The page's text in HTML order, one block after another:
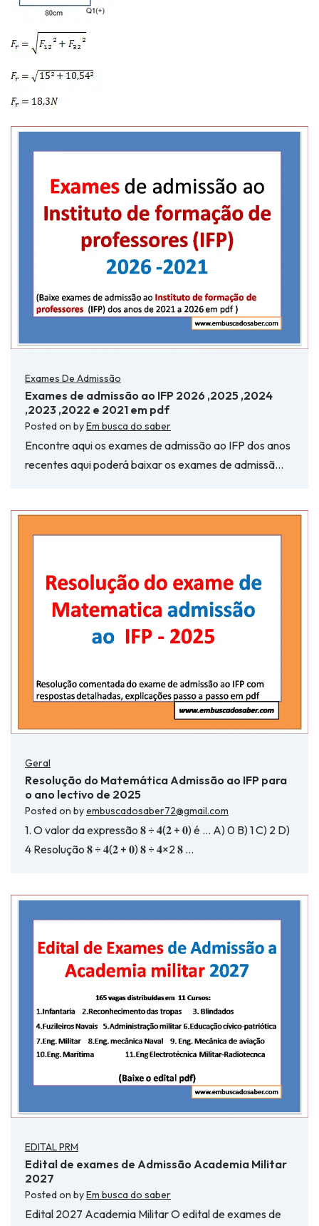
Exames De Admissão
Exames de admissão ao IFP 2026 ,2025 ,2024
,2023 ,2022 e 2021 em pdf
Posted on byEm busca do saber
Encontre aqui os exames de admissão ao IFP dos anos
recentes aqui poderá baixar os exames de admissã…
Geral
Resolução do Matemática Admissão ao IFP para
o ano lectivo de 2025
Posted on byembuscadosaber72@gmail.com
1. O valor da expressão 𝟖 ÷ 𝟒(𝟐 + 𝟎) é … A) 0 B) 1 C) 2 D)
4 Resolução 𝟖 ÷ 𝟒(𝟐 + 𝟎) 𝟖 ÷ 𝟒×2 𝟖 …
EDITAL PRM
Edital de exames de Admissão Academia Militar
2027
Posted on byEm busca do saber
Edital 2027 Academia Militar O edital de exames de